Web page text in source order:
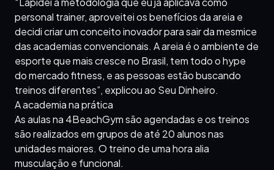
personal trainer, aproveitei os benefícios da areia e
decidi criar um conceito inovador para sair da mesmice
das academias convencionais. A areia é o ambiente de
esporte que mais cresce no Brasil, tem todo o hype
do mercado fitness, e as pessoas estão buscando
treinos diferentes”, explicou ao Seu Dinheiro.
A academia na prática
As aulas na 4BeachGym são agendadas e os treinos
são realizados em grupos de até 20 alunos nas
unidades maiores. O treino de uma hora alia
musculação e funcional.